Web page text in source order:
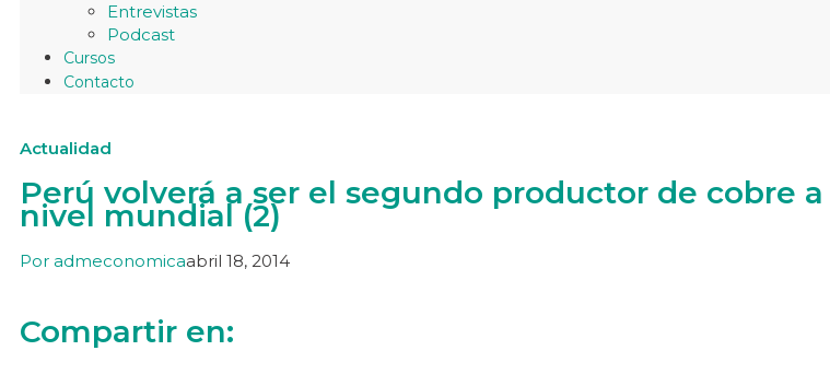
Entrevistas
Podcast
Cursos
Contacto
Actualidad
Perú volverá a ser el segundo productor de cobre a
nivel mundial (2)
Por admeconomicaabril 18, 2014
Compartir en: